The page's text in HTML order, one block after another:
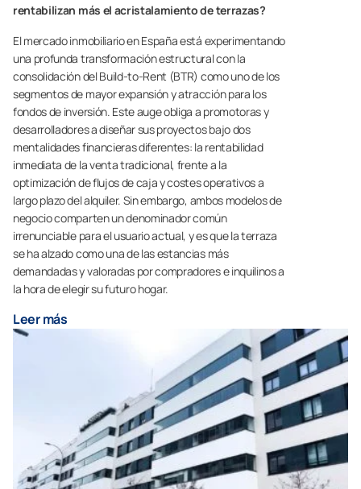
rentabilizan más el acristalamiento de terrazas?
El mercado inmobiliario en España está experimentando
una profunda transformación estructural con la
consolidación del Build-to-Rent (BTR) como uno de los
segmentos de mayor expansión y atracción para los
fondos de inversión. Este auge obliga a promotoras y
desarrolladores a diseñar sus proyectos bajo dos
mentalidades financieras diferentes: la rentabilidad
inmediata de la venta tradicional, frente a la
optimización de flujos de caja y costes operativos a
largo plazo del alquiler. Sin embargo, ambos modelos de
negocio comparten un denominador común
irrenunciable para el usuario actual, y es que la terraza
se ha alzado como una de las estancias más
demandadas y valoradas por compradores e inquilinos a
la hora de elegir su futuro hogar.
Leer más